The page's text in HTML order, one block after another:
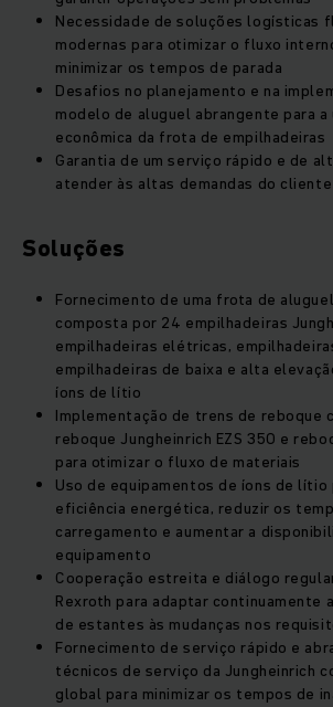
Necessidade de soluções logísticas
modernas para otimizar o fluxo
minimizar os tempos de parada
Desafios no planejamento e na
modelo de aluguel abrangente para
econômica da frota de empilhadeiras
Garantia de um serviço rápido e de
atender às altas demandas do cliente
Soluções
Fornecimento de uma frota de
composta por 24 empilhadeiras
empilhadeiras elétricas,
empilhadeiras de baixa e alta
íons de lítio
Implementação de trens de reboque
reboque Jungheinrich EZS 350 e
para otimizar o fluxo de materiais
Uso de equipamentos de íons de lítio
eficiência energética, reduzir os
carregamento e aumentar a
equipamento
Cooperação estreita e diálogo
Rexroth para adaptar continuamente
de estantes às mudanças nos
Fornecimento de serviço rápido e
técnicos de serviço da Jungheinrich
global para minimizar os tempos de